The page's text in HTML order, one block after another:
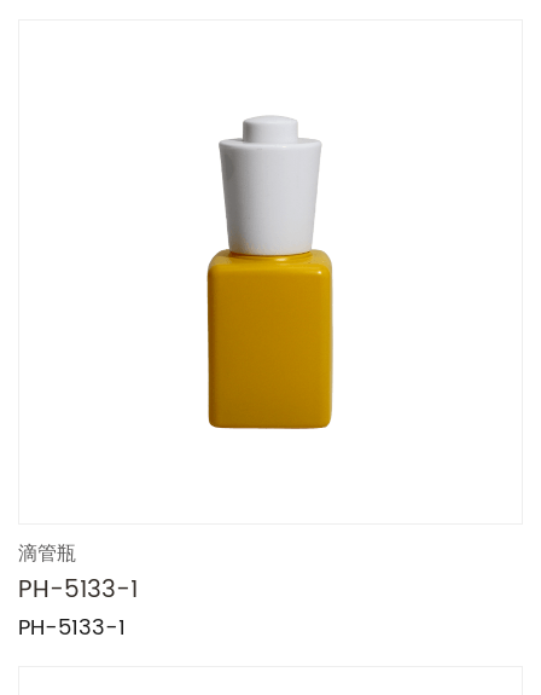
滴管瓶
PH-5133-1
PH-5133-1